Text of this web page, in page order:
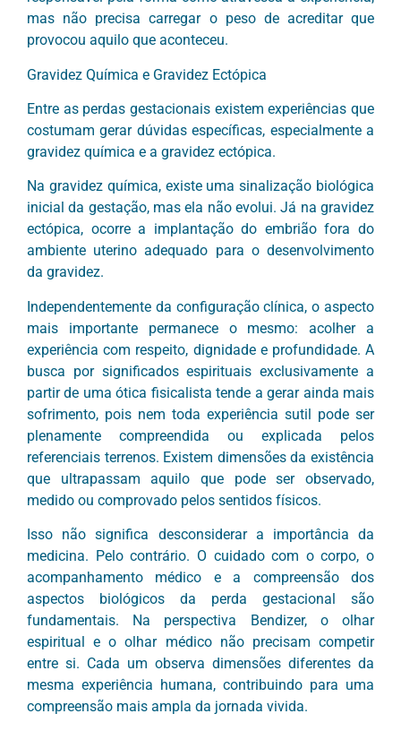
mas não precisa carregar o peso de acreditar que
provocou aquilo que aconteceu.
Gravidez Química e Gravidez Ectópica
Entre as perdas gestacionais existem experiências que
costumam gerar dúvidas específicas, especialmente a
gravidez química e a gravidez ectópica.
Na gravidez química, existe uma sinalização biológica
inicial da gestação, mas ela não evolui. Já na gravidez
ectópica, ocorre a implantação do embrião fora do
ambiente uterino adequado para o desenvolvimento
da gravidez.
Independentemente da configuração clínica, o aspecto
mais importante permanece o mesmo: acolher a
experiência com respeito, dignidade e profundidade. A
busca por significados espirituais exclusivamente a
partir de uma ótica fisicalista tende a gerar ainda mais
sofrimento, pois nem toda experiência sutil pode ser
plenamente compreendida ou explicada pelos
referenciais terrenos. Existem dimensões da existência
que ultrapassam aquilo que pode ser observado,
medido ou comprovado pelos sentidos físicos.
Isso não significa desconsiderar a importância da
medicina. Pelo contrário. O cuidado com o corpo, o
acompanhamento médico e a compreensão dos
aspectos biológicos da perda gestacional são
fundamentais. Na perspectiva Bendizer, o olhar
espiritual e o olhar médico não precisam competir
entre si. Cada um observa dimensões diferentes da
mesma experiência humana, contribuindo para uma
compreensão mais ampla da jornada vivida.